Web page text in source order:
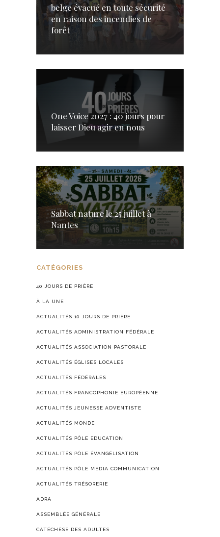
belge évacué en toute sécurité
en raison des incendies de
forêt
One Voice 2027 : 40 jours pour
laisser Dieu agir en nous
Sabbat nature le 25 juillet à
Nantes
CATÉGORIES
40 JOURS DE PRIÈRE
À LA UNE
ACTUALITÉS 10 JOURS DE PRIÈRE
ACTUALITÉS ADMINISTRATION FÉDÉRALE
ACTUALITÉS ASSOCIATION PASTORALE
ACTUALITÉS ÉGLISES LOCALES
ACTUALITÉS FÉDÉRALES
ACTUALITÉS FRANCOPHONIE EUROPÉENNE
ACTUALITÉS JEUNESSE ADVENTISTE
ACTUALITÉS MONDE
ACTUALITÉS PÔLE EDUCATION
ACTUALITÉS PÔLE ÉVANGÉLISATION
ACTUALITÉS PÔLE MEDIA COMMUNICATION
ACTUALITÉS TRÉSORERIE
ADRA
ASSEMBLÉE GÉNÉRALE
CATÉCHÈSE DES ADULTES